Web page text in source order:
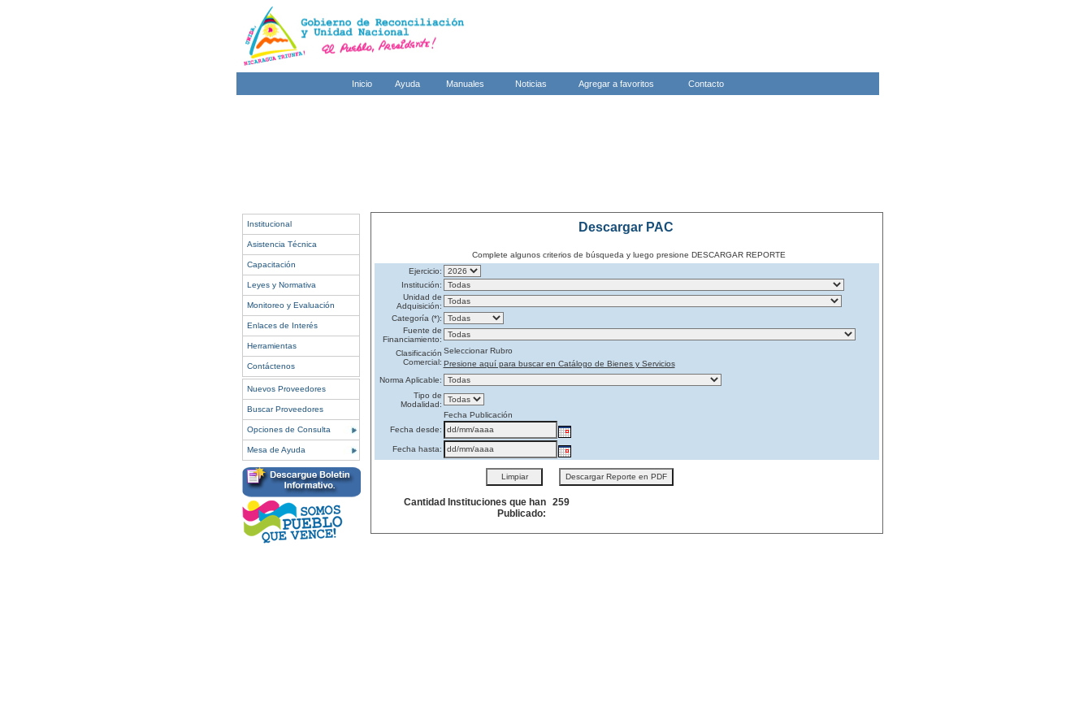
Inicio Ayuda Manuales Noticias Agregar a favoritos Contacto
Institucional
Asistencia Técnica
Capacitación
Leyes y Normativa
Monitoreo y Evaluación
Enlaces de Interés
Herramientas
Contáctenos
Nuevos Proveedores
Buscar Proveedores
Opciones de Consulta
Mesa de Ayuda
Descargar PAC
Complete algunos criterios de búsqueda y luego presione DESCARGAR REPORTE
Ejercicio:
Institución:
Unidad de
Adquisición:
Categoría (*):
Fuente de
Financiamiento:
Clasificación
Comercial:
Seleccionar Rubro
Presione aquí para buscar en Catálogo de Bienes y Servicios
Norma Aplicable:
Tipo de
Modalidad:
Fecha Publicación
Fecha desde:
Fecha hasta:
Cantidad Instituciones que han
Publicado:
259